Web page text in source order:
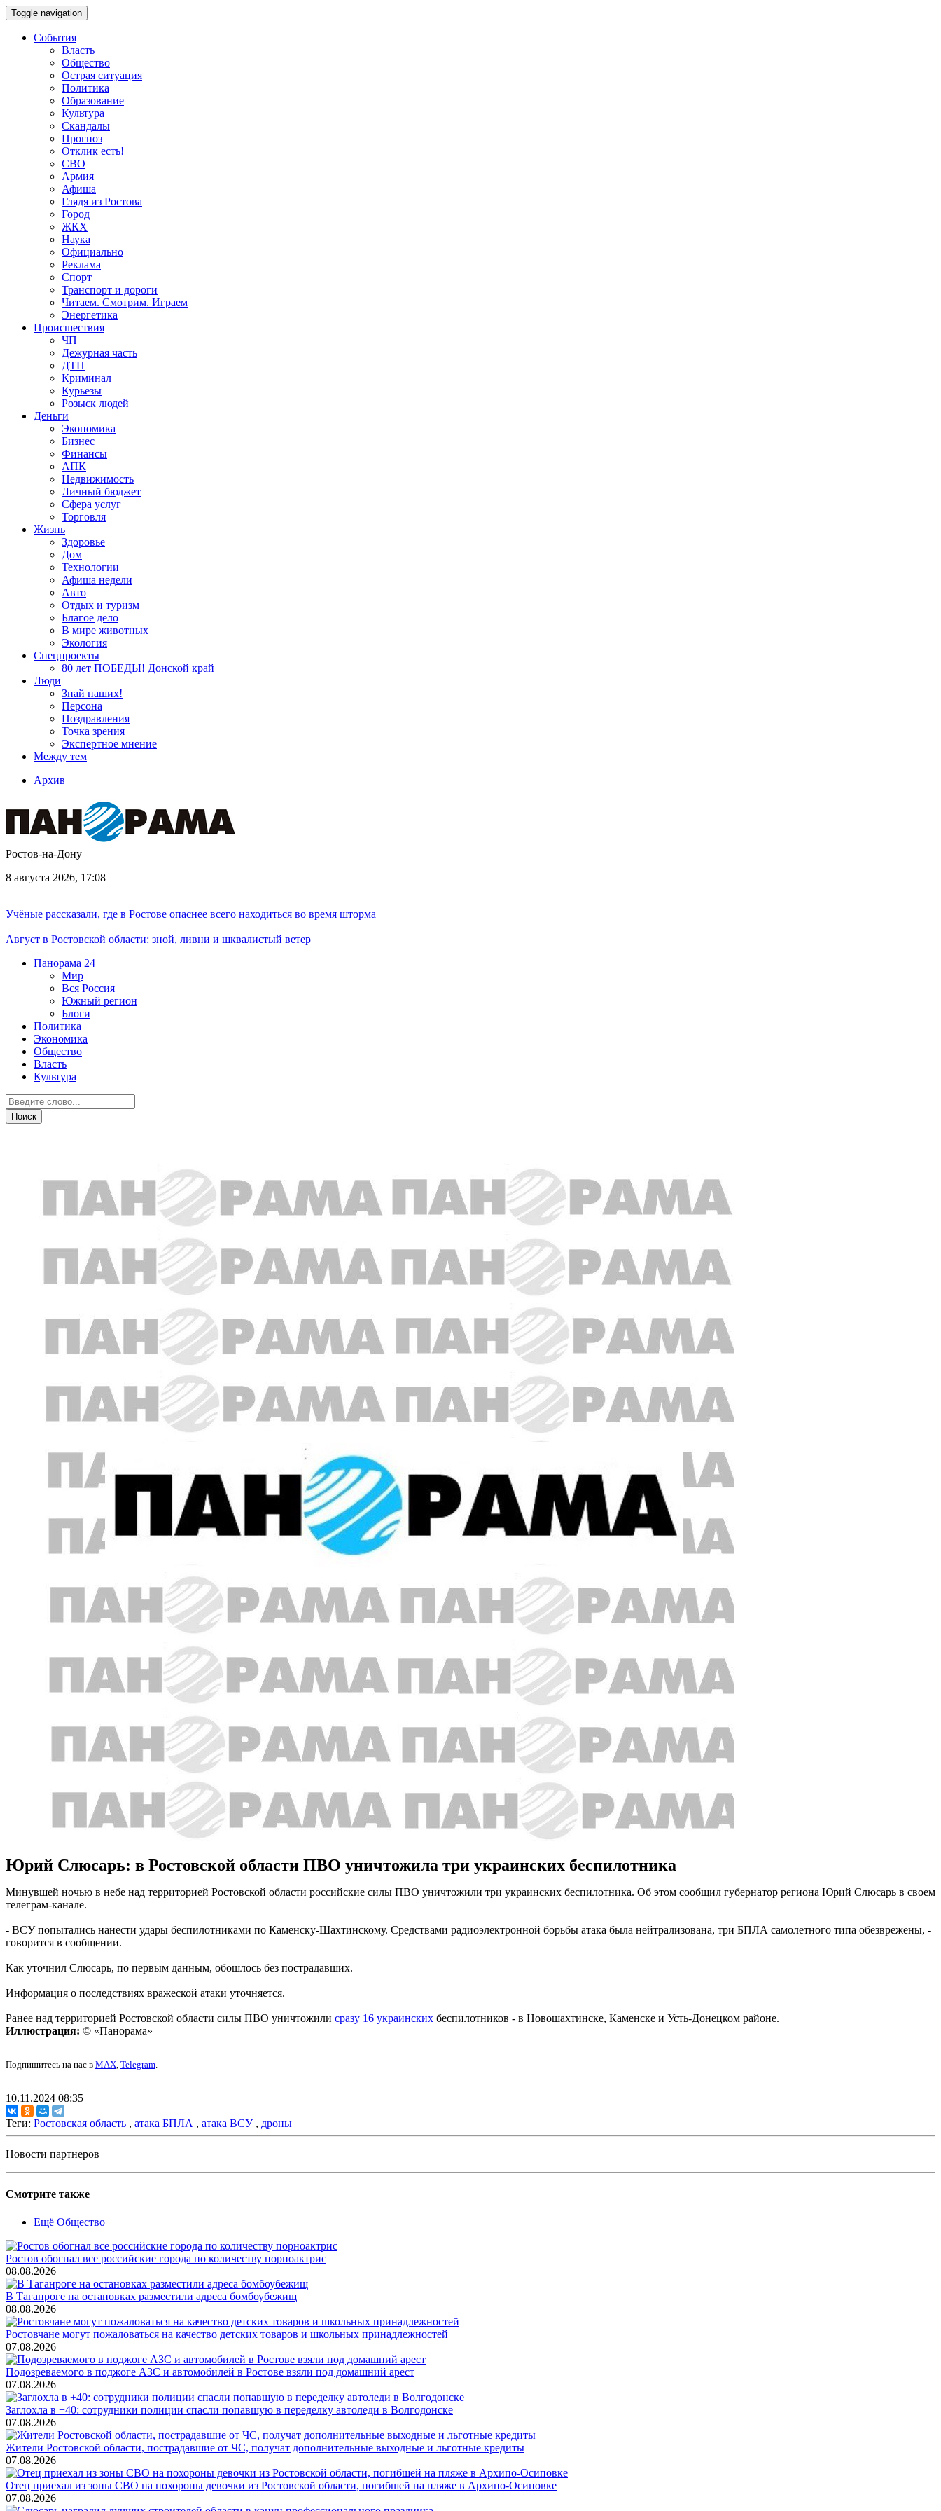
Toggle navigation
События
Власть
Общество
Острая ситуация
Политика
Образование
Культура
Скандалы
Прогноз
Отклик есть!
СВО
Армия
Афиша
Глядя из Ростова
Город
ЖКХ
Наука
Официально
Реклама
Спорт
Транспорт и дороги
Читаем. Смотрим. Играем
Энергетика
Происшествия
ЧП
Дежурная часть
ДТП
Криминал
Курьезы
Розыск людей
Деньги
Экономика
Бизнес
Финансы
АПК
Недвижимость
Личный бюджет
Сфера услуг
Торговля
Жизнь
Здоровье
Дом
Технологии
Афиша недели
Авто
Отдых и туризм
Благое дело
В мире животных
Экология
Спецпроекты
80 лет ПОБЕДЫ! Донской край
Люди
Знай наших!
Персона
Поздравления
Точка зрения
Экспертное мнение
Между тем
Архив
Ростов-на-Дону
8 августа 2026, 17:08
Учёные рассказали, где в Ростове опаснее всего находиться во время шторма
Август в Ростовской области: зной, ливни и шквалистый ветер
Панорама 24
Мир
Вся Россия
Южный регион
Блоги
Политика
Экономика
Общество
Власть
Культура
Юрий Слюсарь: в Ростовской области ПВО уничтожила три украинских беспилотника
Минувшей ночью в небе над территорией Ростовской области российские силы ПВО уничтожили три украинских беспилотника. Об этом сообщил губернатор региона Юрий Слюсарь в своем
телеграм-канале.
- ВСУ попытались нанести удары беспилотниками по Каменску-Шахтинскому. Средствами радиоэлектронной борьбы атака была нейтрализована, три БПЛА самолетного типа обезврежены, -
говорится в сообщении.
Как уточнил Слюсарь, по первым данным, обошлось без пострадавших.
Информация о последствиях вражеской атаки уточняется.
Ранее над территорией Ростовской области силы ПВО уничтожили сразу 16 украинских беспилотников - в Новошахтинске, Каменске и Усть-Донецком районе.
Иллюстрация: © «Панорама»
Подпишитесь на нас в MAX, Telegram.
10.11.2024 08:35
Теги: Ростовская область , атака БПЛА , атака ВСУ, дроны
Новости партнеров
Смотрите также
Ещё Общество
Ростов обогнал все российские города по количеству порноактрис
08.08.2026
В Таганроге на остановках разместили адреса бомбоубежищ
08.08.2026
Ростовчане могут пожаловаться на качество детских товаров и школьных принадлежностей
07.08.2026
Подозреваемого в поджоге АЗС и автомобилей в Ростове взяли под домашний арест
07.08.2026
Заглохла в +40: сотрудники полиции спасли попавшую в переделку автоледи в Волгодонске
07.08.2026
Жители Ростовской области, пострадавшие от ЧС, получат дополнительные выходные и льготные кредиты
07.08.2026
Отец приехал из зоны СВО на похороны девочки из Ростовской области, погибшей на пляже в Архипо-Осиповке
07.08.2026